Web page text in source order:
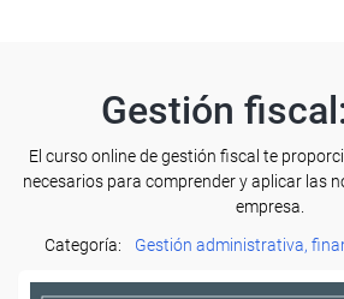
Gestión
El curso online de gestión fiscal te
necesarios para comprender y aplicar las
empresa.
Categoría:
Gestión administrativa,